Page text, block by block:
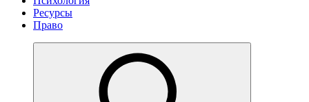
Ресурсы
Право